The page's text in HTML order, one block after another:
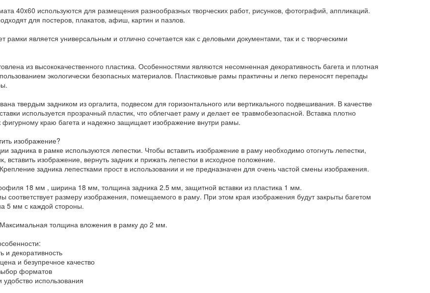
40x60 используются для размещения разнообразных творческих работ, рисунков, фотографий, аппликаций.
для постеров, плакатов, афиш, картин и пазлов.
рамки является универсальным и отлично сочетается как с деловыми документами, так и с творческими
из высококачественного пластика. Особенностями являются несомненная декоративность багета и плотная
экологически безопасных материалов. Пластиковые рамы практичны и легко переносят перепады
твердым задником из оргалита, подвесом для горизонтального или вертикального подвешивания. В качестве
используется прозрачный пластик, что облегчает раму и делает ее травмобезопасной. Вставка плотно
фигурному краю багета и надежно защищает изображение внутри рамы.
изображение?
задника в рамке используются лепестки. Чтобы вставить изображение в раму необходимо отогнуть лепестки,
вставить изображение, вернуть задник и прижать лепестки в исходное положение.
задника лепестками прост в использовании и не предназначен для очень частой смены изображения.
18 мм , ширина 18 мм, толщина задника 2.5 мм, защитной вставки из пластика 1 мм.
соответствует размеру изображения, помещаемого в раму. При этом края изображения будут закрыты багетом
5 мм с каждой стороны.
толщина вложения в рамку до 2 мм.
и декоративность
и безупречное качество
форматов
удобство использования